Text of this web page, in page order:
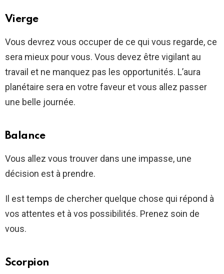
Vierge
Vous devrez vous occuper de ce qui vous regarde, ce
sera mieux pour vous. Vous devez être vigilant au
travail et ne manquez pas les opportunités. L’aura
planétaire sera en votre faveur et vous allez passer
une belle journée.
Balance
Vous allez vous trouver dans une impasse, une
décision est à prendre.
Il est temps de chercher quelque chose qui répond à
vos attentes et à vos possibilités. Prenez soin de
vous.
Scorpion